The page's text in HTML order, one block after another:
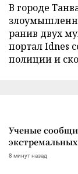
В городе
ранив двух
портал Idnes
полиции и
Ученые
8 минут назад